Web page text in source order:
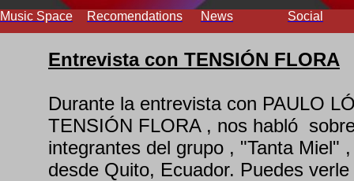
Music Space Recomendations News Social
Entrevista con TENSIÓN FLORA
Durante la entrevista con PAULO
TENSIÓN FLORA , nos habló
integrantes del grupo , "Tanta Miel"
desde Quito, Ecuador. Puedes